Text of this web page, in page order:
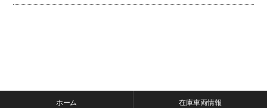
ホーム 在庫車両情報